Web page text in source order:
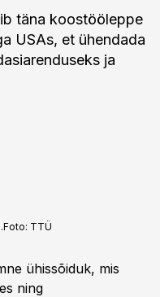
täna koostööleppe
USAs, et ühendada
ja
Foto: TTÜ
ühissõiduk, mis
ning